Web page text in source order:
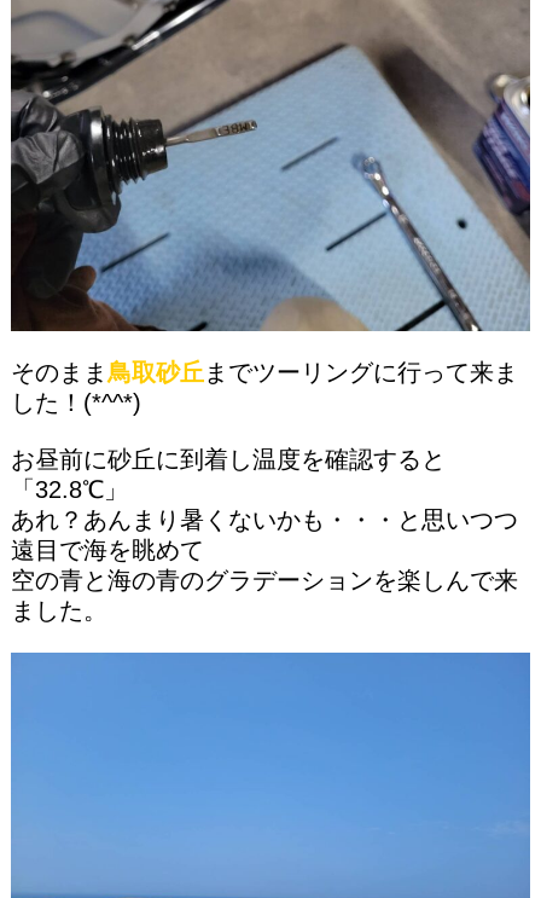
そのまま 鳥取砂丘 までツーリングに行って来ま
した！(*^^*)
お昼前に砂丘に到着し温度を確認すると
「32.8℃」
あれ？あんまり暑くないかも・・・と思いつつ
遠目で海を眺めて
空の青と海の青のグラデーションを楽しんで来
ました。